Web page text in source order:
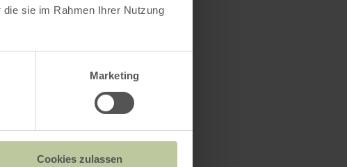
sie im Rahmen Ihrer Nutzung
Marketing
Cookies zulassen